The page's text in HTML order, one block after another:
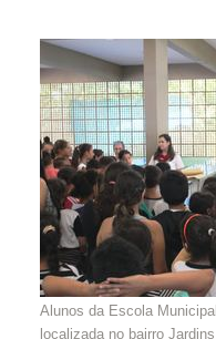
Alunos da Escola
localizada no bairro